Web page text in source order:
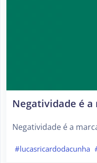
Negatividade é
Negatividade é a
#lucasricardodacunha